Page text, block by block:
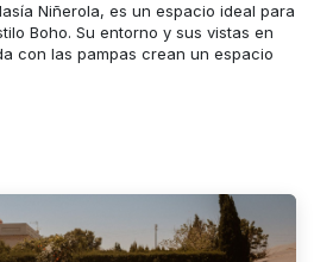
Niñerola, es un espacio ideal para
Boho. Su entorno y sus vistas en
con las pampas crean un espacio